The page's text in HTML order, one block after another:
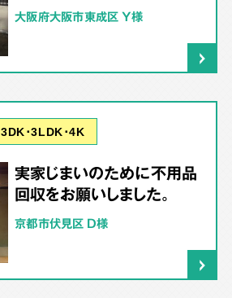
大阪府大阪市東成区 Y様
3DK･3LDK･4K
実家じまいのために不用品
回収をお願いしました。
京都市伏見区 D様